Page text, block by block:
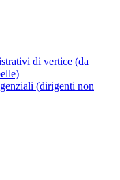
di vertice (da
(dirigenti non